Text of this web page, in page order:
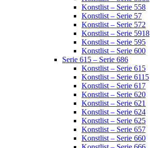
Konstlist – Serie 558
Konstlist – Serie 57
Konstlist – Serie 572
Konstlist – Serie 5918
Konstlist – Serie 595
Konstlist – Serie 600
Serie 615 – Serie 686
Konstlist – Serie 615
Konstlist – Serie 6115
Konstlist – Serie 617
Konstlist – Serie 620
Konstlist – Serie 621
Konstlist – Serie 624
Konstlist – Serie 625
Konstlist – Serie 657
Konstlist – Serie 660